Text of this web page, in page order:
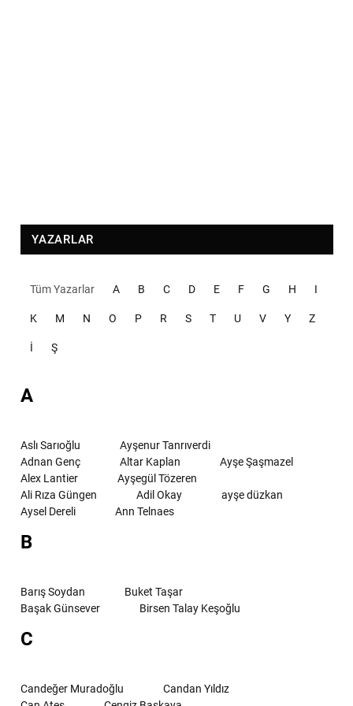
YAZARLAR
Tüm Yazarlar A B C D E F G H I
K M N O P R S T U V Y Z
İ Ş
A
Aslı Sarıoğlu
Ayşenur Tanrıverdi
Adnan Genç
Altar Kaplan
Ayşe Şaşmazel
Alex Lantier
Ayşegül Tözeren
Ali Rıza Güngen
Adil Okay
ayşe düzkan
Aysel Dereli
Ann Telnaes
B
Barış Soydan
Buket Taşar
Başak Günsever
Birsen Talay Keşoğlu
C
Candeğer Muradoğlu
Candan Yıldız